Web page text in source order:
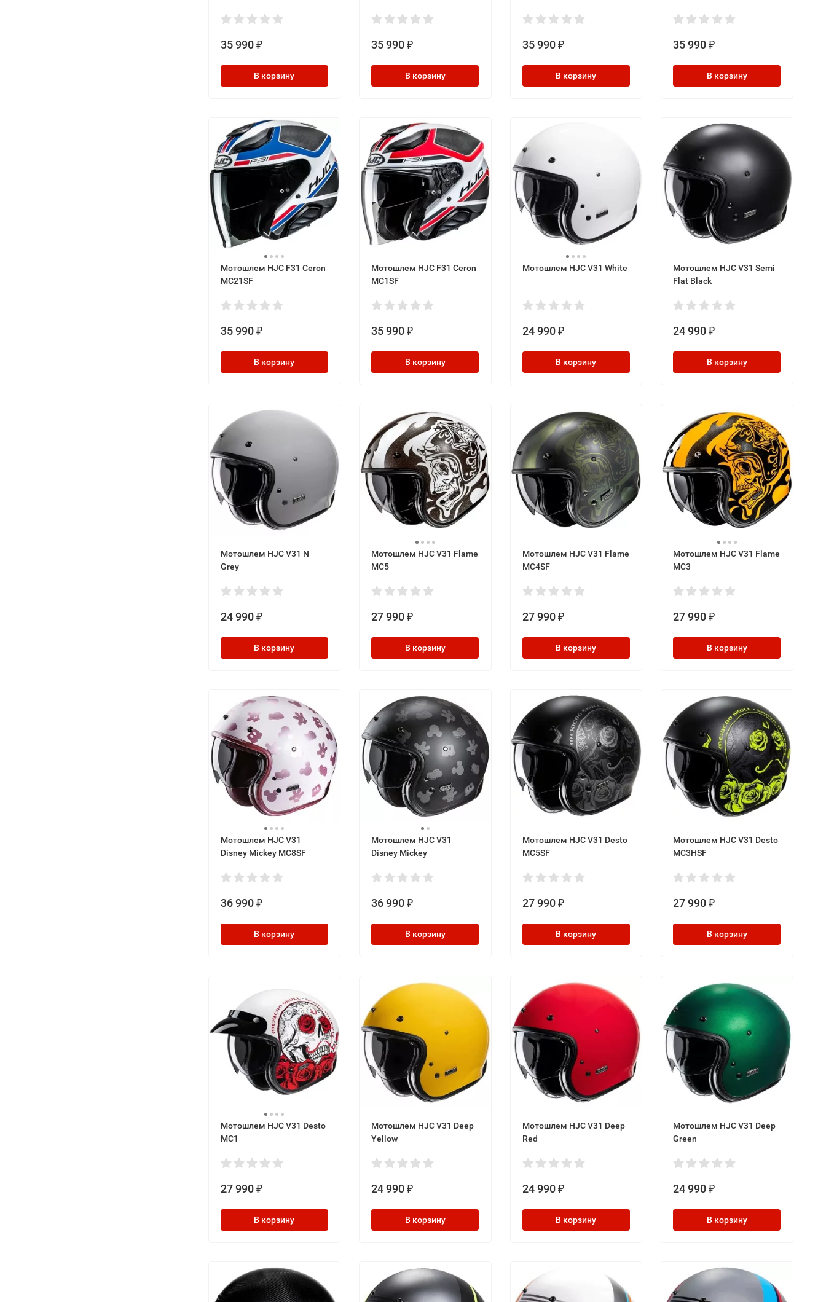
35 990 ₽
В корзину
35 990 ₽
В корзину
35 990 ₽
В корзину
35 990 ₽
В корзину
Мотошлем HJC F31 Ceron
MC21SF
35 990 ₽
В корзину
Мотошлем HJC F31 Ceron
MC1SF
35 990 ₽
В корзину
Мотошлем HJC V31 White
24 990 ₽
В корзину
Мотошлем HJC V31 Semi
Flat Black
24 990 ₽
В корзину
Мотошлем HJC V31 N
Grey
24 990 ₽
В корзину
Мотошлем HJC V31 Flame
MC5
27 990 ₽
В корзину
Мотошлем HJC V31 Flame
MC4SF
27 990 ₽
В корзину
Мотошлем HJC V31 Flame
MC3
27 990 ₽
В корзину
Мотошлем HJC V31
Disney Mickey MC8SF
36 990 ₽
В корзину
Мотошлем HJC V31
Disney Mickey
36 990 ₽
В корзину
Мотошлем HJC V31 Desto
MC5SF
27 990 ₽
В корзину
Мотошлем HJC V31 Desto
MC3HSF
27 990 ₽
В корзину
Мотошлем HJC V31 Desto
MC1
27 990 ₽
В корзину
Мотошлем HJC V31 Deep
Yellow
24 990 ₽
В корзину
Мотошлем HJC V31 Deep
Red
24 990 ₽
В корзину
Мотошлем HJC V31 Deep
Green
24 990 ₽
В корзину